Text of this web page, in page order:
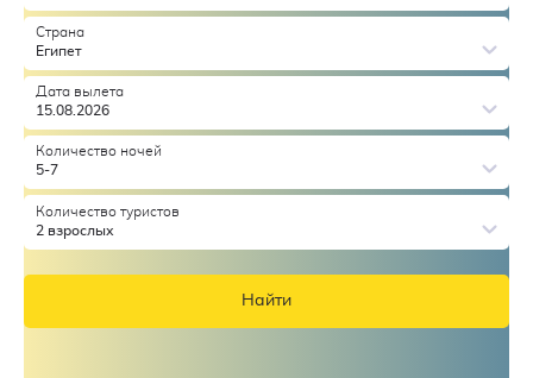
Страна
Египет
Дата вылета
15.08.2026
Количество ночей
5-7
Количество туристов
2 взрослых
Найти